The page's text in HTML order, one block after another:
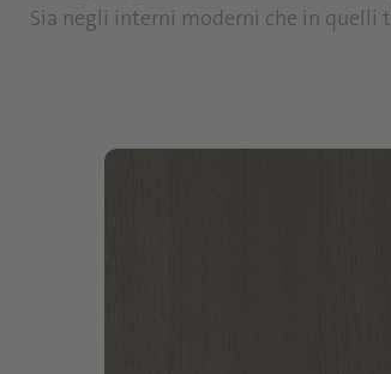
Sia negli interni moderni che in quelli